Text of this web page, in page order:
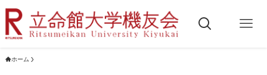
ホーム